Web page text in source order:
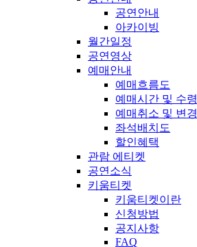
공연안내
아카이빙
월간일정
공연영상
예매안내
예매흐름도
예매시간 및 수령
예매취소 및 변경
좌석배치도
할인혜택
관람 에티켓
공연소식
키움티켓
키움티켓이란
신청방법
공지사항
FAQ